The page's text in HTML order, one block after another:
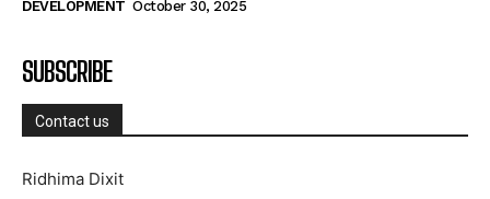
DEVELOPMENT October 30, 2025
SUBSCRIBE
Contact us
Ridhima Dixit